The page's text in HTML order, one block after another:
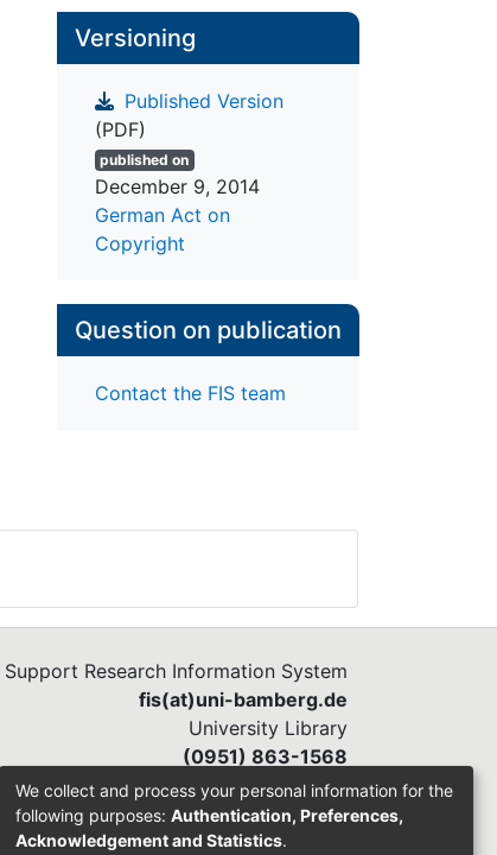
Versioning
Published Version
(PDF)
published on
December 9, 2014
German Act on
Copyright
Question on publication
Contact the FIS team
Support Research Information System
fis(at)uni-bamberg.de
University Library
(0951) 863-1568
We collect and process your personal information for the
following purposes: Authentication, Preferences,
Acknowledgement and Statistics.